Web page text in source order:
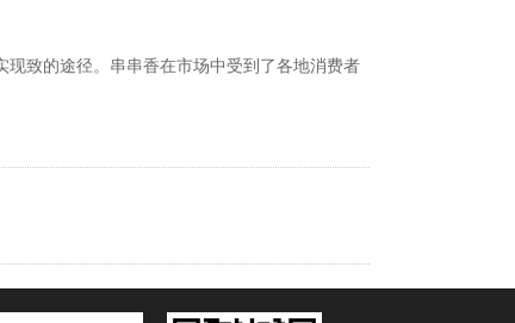
致的途径。串串香在市场中受到了各地消费者